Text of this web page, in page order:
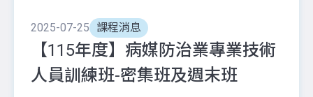
2025-07-25 課程消息
【115年度】病媒防治業專業技術
人員訓練班-密集班及週末班